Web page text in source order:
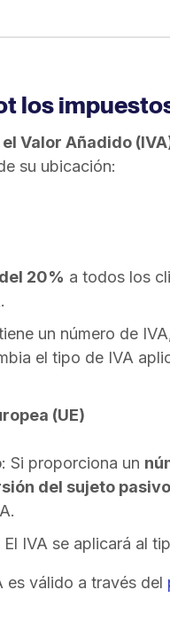
los
Valor Añadido
su ubicación:
20% a todos los
un número de
el tipo de IVA
(UE)
: Si proporciona un
del sujeto pasivo
El IVA se aplicará al
es válido a través del